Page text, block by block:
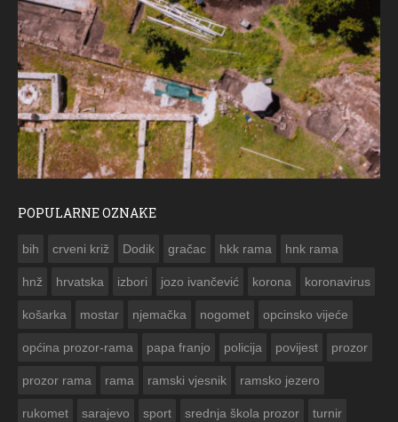
POPULARNE OZNAKE
bih crveni križ Dodik gračac hkk rama hnk rama
hnž hrvatska izbori jozo ivančević korona koronavirus
košarka mostar njemačka nogomet opcinsko vijeće
općina prozor-rama papa franjo policija povijest prozor
prozor rama rama ramski vjesnik ramsko jezero
rukomet sarajevo sport srednja škola prozor turnir